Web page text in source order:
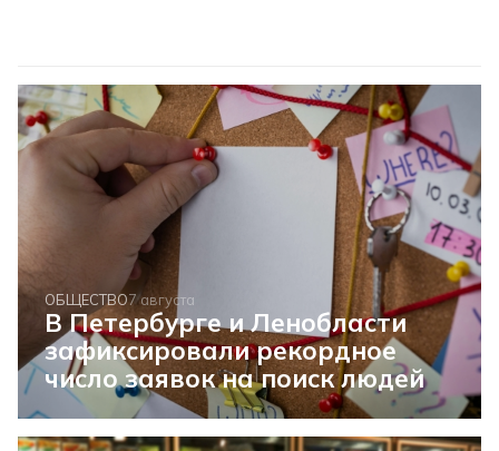
ОБЩЕСТВО7 августа
В Петербурге и Ленобласти
зафиксировали рекордное
число заявок на поиск людей